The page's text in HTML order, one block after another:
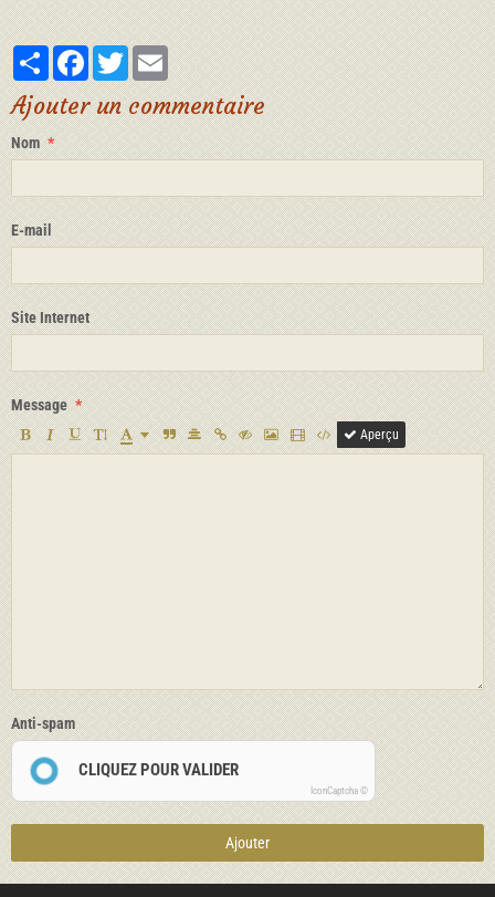
PartagerFacebookTwitter
Ajouter un commentaire
Nom
E-mail
Site Internet
Message
Aperçu
Anti-spam
CLIQUEZ POUR VALIDER
IconCaptcha ©
Ajouter